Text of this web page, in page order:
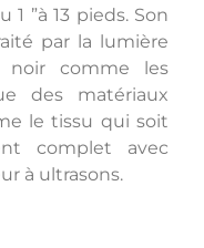
”à 13 pieds. Son
par la lumière
comme les
des matériaux
le tissu qui soit
complet avec
à ultrasons.